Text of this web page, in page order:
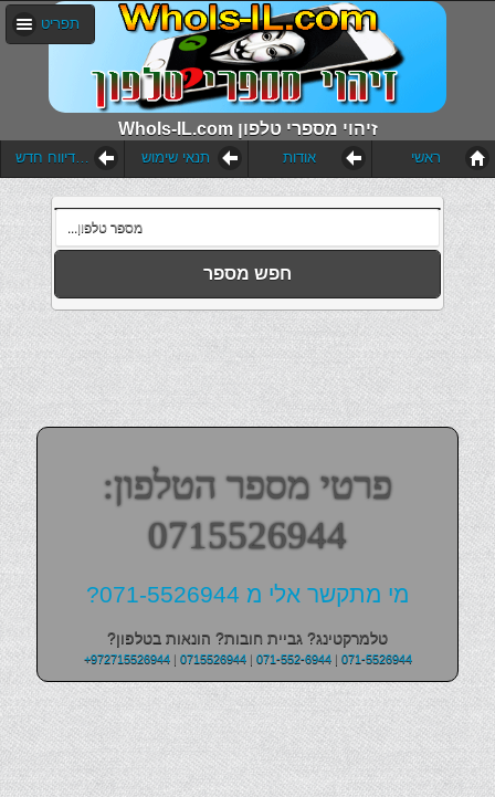
WhoIs-IL.com זיהוי מספרי טלפון
תפריט
הוסף דיווח חדש תנאי שימוש אודות ראשי
חפש מספר
פרטי מספר הטלפון:
0715526944
מי מתקשר אלי מ 071-5526944?
טלמרקטינג? גביית חובות? הונאות בטלפון?
+972715526944| 0715526944| 071-552-6944| 071-5526944